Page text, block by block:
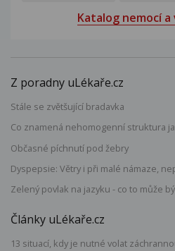
Katalog nemocí
Z poradny uLékaře.cz
Stále se zvětšující bradavka
Co znamená nehomogenní struktura
Občasné píchnutí pod žebry
Dyspepsie: Větry i při malé námaze,
Zelený povlak na jazyku - co to může
Články uLékaře.cz
13 situací, kdy je nutné volat